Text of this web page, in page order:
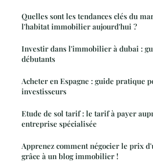
Quelles sont les tendances clés du
l'habitat immobilier aujourd'hui ?
Investir dans l'immobilier à dubai :
débutants
Acheter en Espagne : guide pratique
investisseurs
Etude de sol tarif : le tarif à payer
entreprise spécialisée
Apprenez comment négocier le prix
grâce à un blog immobilier !